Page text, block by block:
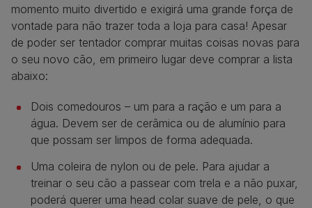
momento muito divertido e exigirá uma grande força de
vontade para não trazer toda a loja para casa! Apesar
de poder ser tentador comprar muitas coisas novas para
o seu novo cão, em primeiro lugar deve comprar a lista
abaixo:
Dois comedouros – um para a ração e um para a
água. Devem ser de cerâmica ou de alumínio para
que possam ser limpos de forma adequada.
Uma coleira de nylon ou de pele. Para ajudar a
treinar o seu cão a passear com trela e a não puxar,
poderá querer uma head colar suave de pele, o que